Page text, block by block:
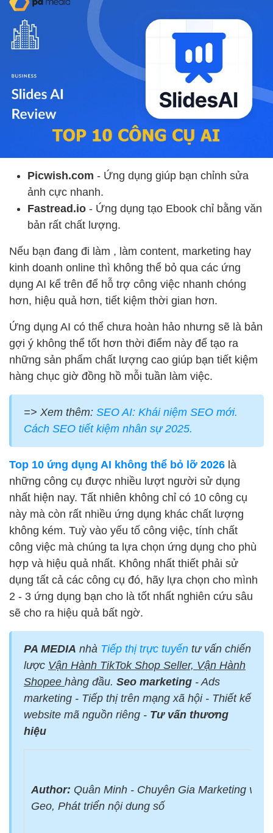
Picwish.com - Ứng dụng giúp bạn chỉnh sửa
ảnh cực nhanh.
Fastread.io - Ứng dụng tạo Ebook chỉ bằng văn
bản rất chất lượng.
Nếu bạn đang đi làm , làm content, marketing hay
kinh doanh online thì không thể bỏ qua các ứng
dụng AI kể trên để hỗ trợ công việc nhanh chóng
hơn, hiệu quả hơn, tiết kiệm thời gian hơn.
Ứng dụng AI có thể chưa hoàn hảo nhưng sẽ là bản
gợi ý không thể tốt hơn thời điểm này để tạo ra
những sản phẩm chất lượng cao giúp bạn tiết kiệm
hàng chục giờ đồng hồ mỗi tuần làm việc.
=> Xem thêm: SEO AI: Khái niệm SEO mới.
Cách SEO tiết kiệm nhân sự 2025.
Top 10 ứng dụng AI không thể bỏ lỡ 2026 là
những công cụ được nhiều lượt người sử dụng
nhất hiện nay. Tất nhiên không chỉ có 10 công cụ
này mà còn rất nhiều ứng dụng khác chất lượng
không kém. Tuỳ vào yếu tố công việc, tính chất
công việc mà chúng ta lựa chọn ứng dụng cho phù
hợp và hiệu quả nhất. Không nhất thiết phải sử
dụng tất cả các công cụ đó, hãy lựa chọn cho mình
2 - 3 ứng dụng bạn cho là tốt nhất nghiên cứu sâu
sẽ cho ra hiệu quả bất ngờ.
PA MEDIA nhà Tiếp thị trực tuyến tư vấn chiến
lược Vận Hành TikTok Shop Seller, Vận Hành
Shopee hàng đầu. Seo marketing - Ads
marketing - Tiếp thị trên mạng xã hội - Thiết kế
website mã nguồn riêng - Tư vấn thương
hiệu
Author: Quân Minh - Chuyên Gia Marketing với
Geo, Phát triển nội dung số